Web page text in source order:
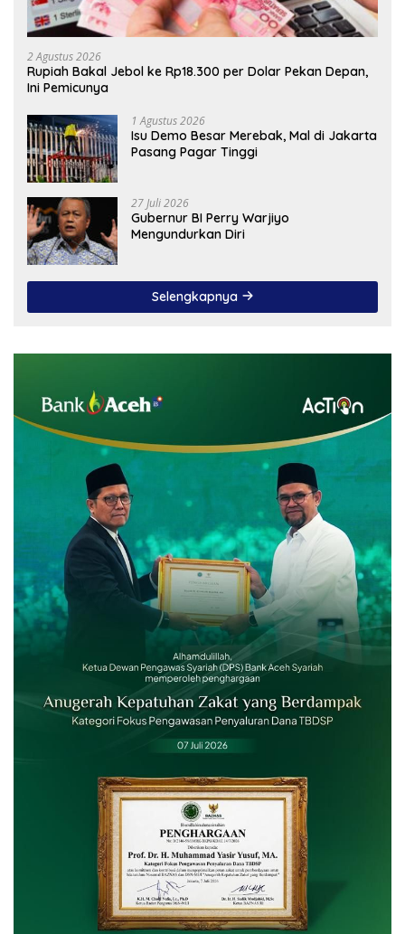
2 Agustus 2026
Rupiah Bakal Jebol ke Rp18.300 per Dolar Pekan Depan,
Ini Pemicunya
1 Agustus 2026
Isu Demo Besar Merebak, Mal di Jakarta
Pasang Pagar Tinggi
27 Juli 2026
Gubernur BI Perry Warjiyo
Mengundurkan Diri
Selengkapnya